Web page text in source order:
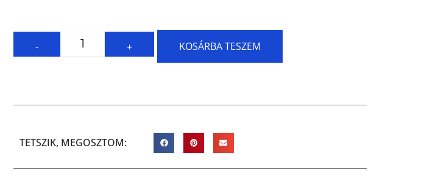
- + KOSÁRBA TESZEM
TETSZIK, MEGOSZTOM: